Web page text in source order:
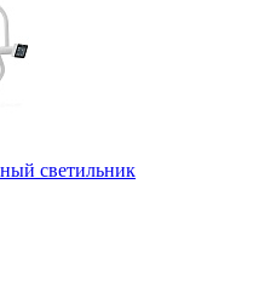
светильник